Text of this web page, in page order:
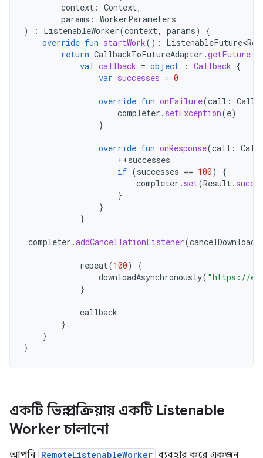
context : Context,
params : WorkerParameters
)
: ListenableWorker(context, params)
{
override fun startWork():
return CallbackToFutureAdapter .getFuture
val callback = object : Callback {
var successes = 0
override fun onFailure(call : Call
completer . setException(e)
}
override fun onResponse(call : Call
++successes
if (successes == 100)
{
completer . set(Result.
}
}
}
completer .addCancellationListener(
repeat(100)
{
downloadAsynchronously( "https://
}
callback
}
}
}
একটি ভিন্ন প্রক্রিয়ায় একটি Listenable
Worker চালানো
আপনি RemoteListenableWorker ব্যবহার করে একজন